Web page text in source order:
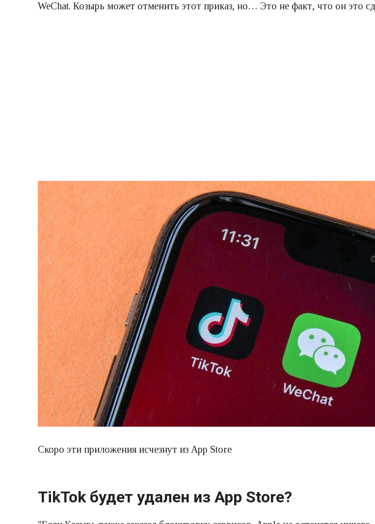
WeChat. Козырь может отменить этот приказ, но… Это не факт, что он это
Скоро эти приложения исчезнут из App Store
TikTok будет удален из App Store?